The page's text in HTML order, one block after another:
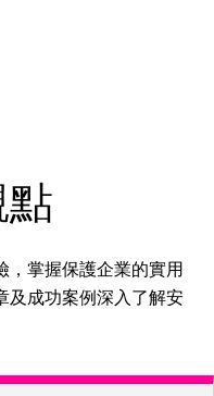
點
，掌握保護企業的實用
及成功案例深入了解安